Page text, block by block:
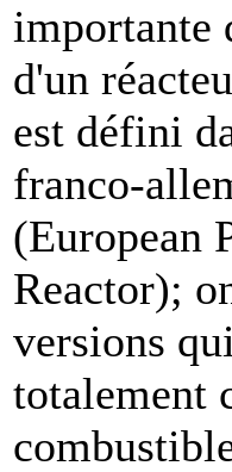
importante
d'un
est défini
franco-
(European
Reactor);
versions
totalement